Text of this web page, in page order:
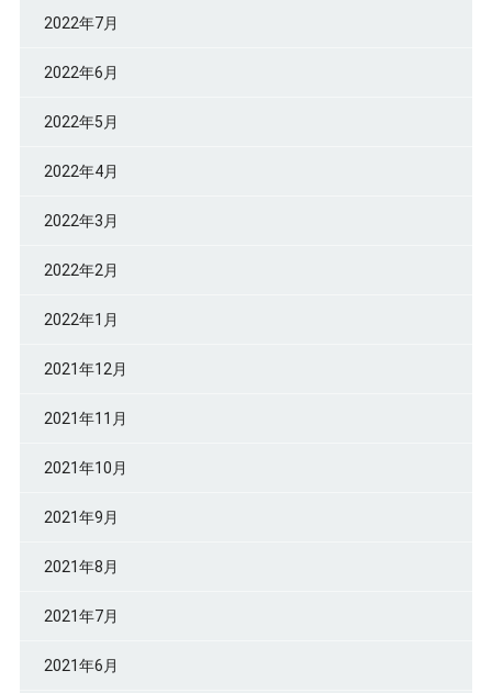
2022年7月
2022年6月
2022年5月
2022年4月
2022年3月
2022年2月
2022年1月
2021年12月
2021年11月
2021年10月
2021年9月
2021年8月
2021年7月
2021年6月